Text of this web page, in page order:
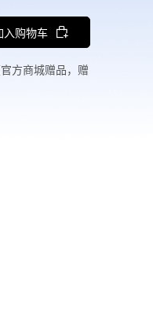
入购物车
方商城赠品，赠